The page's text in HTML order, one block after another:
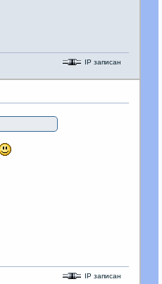
IP записан
IP записан